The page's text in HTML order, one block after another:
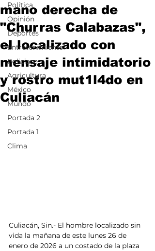
Política
Opinión
Deportes
Entretenimiento
Policiaca
Agricultura
México
Mundo
Portada 2
Portada 1
Clima
mano derecha de
"Churras Calabazas",
el localizado con
mensaje intimidatorio
y rostro mut1l4do en
Culiacán
Culiacán, Sin.- El hombre localizado sin
vida la mañana de este lunes 26 de
enero de 2026 a un costado de la plaza